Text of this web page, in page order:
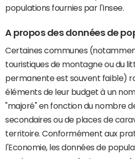
populations fournies par l'Insee.
A propos des données de
Certaines communes
touristiques de montagne ou du
permanente est souvent faible)
éléments de leur budget à un
"majoré" en fonction du nombre
secondaires ou de places de
territoire. Conformément aux
l'Economie, les données de